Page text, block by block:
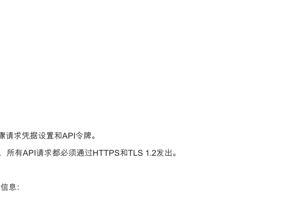
求凭据设置和API令牌。
，所有API请求都必须通过HTTPS和TLS 1.2发出。
息：